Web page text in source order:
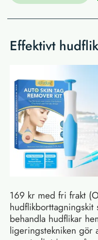
Effektivt
169 kr med fri frakt
behandla hudflikar
ligeringstekniken gör